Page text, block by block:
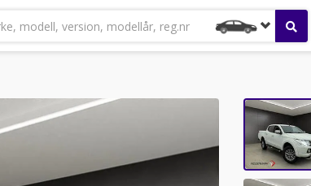
modell, version, modellår, reg.nr